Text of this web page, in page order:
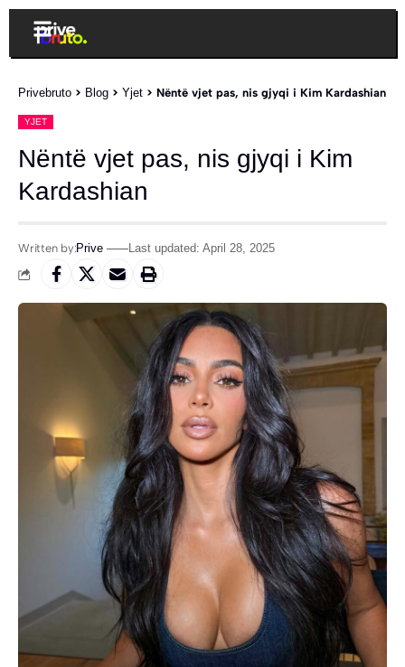
Privebruto > Blog > Yjet > Nëntë vjet pas, nis gjyqi i Kim Kardashian
YJET
Nëntë vjet pas, nis gjyqi i Kim
Kardashian
Written by:Prive Last updated: April 28, 2025